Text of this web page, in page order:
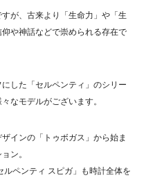
が、古来より「生命力」や「生
や神話などで崇められる存在で
した「セルペンティ」のシリー
なモデルがございます。
インの「トゥボガス」から始ま
ン。
ペンティ スピガ」も時計全体を